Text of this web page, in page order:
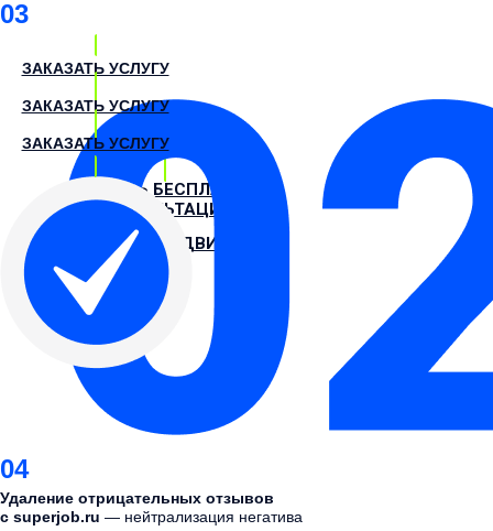
Rabota.ru
Dreamjob.ru
ЗАКАЗАТЬ БЕСПЛАТНУЮ
КОНСУЛЬТАЦИЮ
ЗАКАЗАТЬ ПРОДВИЖЕНИЕ
03
ЗАКАЗАТЬ УСЛУГУ
ЗАКАЗАТЬ УСЛУГУ
ЗАКАЗАТЬ УСЛУГУ
04
Удаление отрицательных отзывов
с superjob.ru — нейтрализация негатива